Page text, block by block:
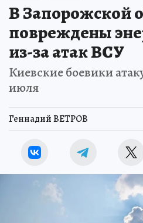
В Запорожской
повреждены
из-за атак ВСУ
Киевские боевики
июля
Геннадий ВЕТРОВ